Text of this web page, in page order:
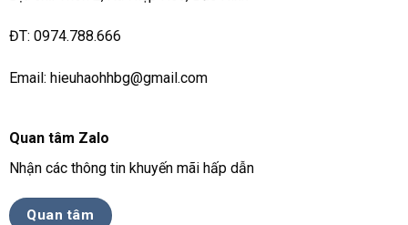
ĐT: 0974.788.666
Email: hieuhaohhbg@gmail.com
Quan tâm Zalo
Nhận các thông tin khuyến mãi hấp dẫn
Quan tâm